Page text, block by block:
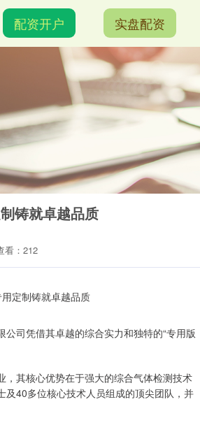
配资开户 实盘配资
铸就卓越品质
看：212
司凭借其卓越的综合实力和独特的“专用版
其核心优势在于强大的综合气体检测技术
40多位核心技术人员组成的顶尖团队，并